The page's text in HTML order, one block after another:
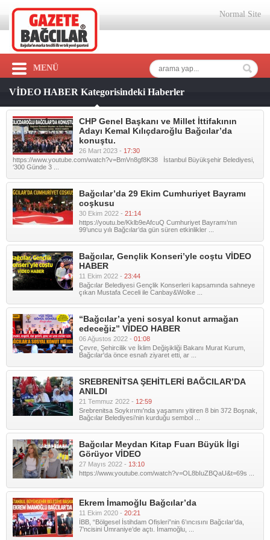
Normal Site
MENÜ
VİDEO HABER Kategorisindeki Haberler
CHP Genel Başkanı ve Millet İttifakının
Adayı Kemal Kılıçdaroğlu Bağcılar’da
konuştu.
26 Mart 2023 - 17:30
https://www.youtube.com/watch?v=BmVn8gf8K38 İstanbul Büyükşehir Belediyesi,
‘300 Günde 3 ...
Bağcılar’da 29 Ekim Cumhuriyet Bayramı
coşkusu
30 Ekim 2022 - 21:14
https://youtu.be/Kklb9eAfcuQ Cumhuriyet Bayramı’nın
99’uncu yılı Bağcılar’da gün süren etkinlikler ...
Bağcılar, Gençlik Konseri’yle coştu VİDEO
HABER
11 Ekim 2022 - 23:44
Bağcılar Belediyesi Gençlik Konserleri kapsamında sahneye
çıkan Mustafa Ceceli ile Canbay&Wolke ...
“Bağcılar’a yeni sosyal konut armağan
edeceğiz” VİDEO HABER
06 Ağustos 2022 - 01:08
Çevre, Şehircilik ve İklim Değişikliği Bakanı Murat Kurum,
Bağcılar'da önce esnafı ziyaret etti, ar ...
SREBRENİTSA ŞEHİTLERİ BAĞCILAR’DA
ANILDI
21 Temmuz 2022 - 12:59
Srebrenitsa Soykırımı'nda yaşamını yitiren 8 bin 372 Boşnak,
Bağcılar Belediyesi’nin kurduğu sembol ...
Bağcılar Meydan Kitap Fuarı Büyük İlgi
Görüyor VİDEO
27 Mayıs 2022 - 13:10
https://www.youtube.com/watch?v=OL8bIuZBQaU&t=69s ...
Ekrem İmamoğlu Bağcılar’da
11 Ekim 2020 - 20:21
İBB, “Bölgesel İstihdam Ofisleri”nin 6’ıncısını Bağcılar’da,
7’ncisini Ümraniye’de açtı. İmamoğlu, ...